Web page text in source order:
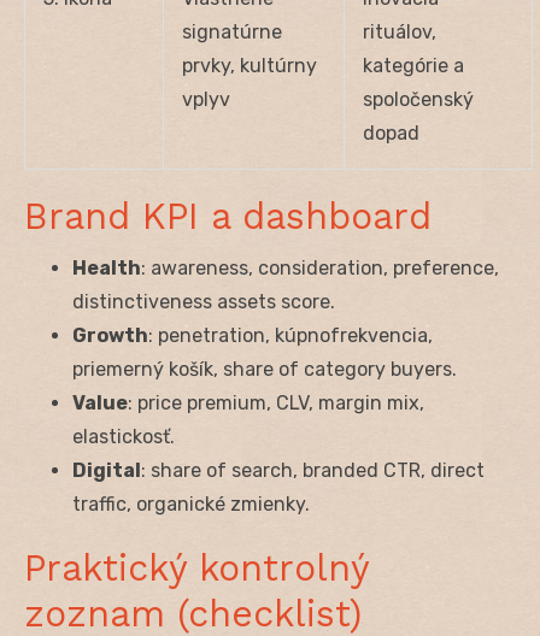
signatúrne
prvky, kultúrny
vplyv
rituálov,
kategórie a
spoločenský
dopad
Brand KPI a dashboard
Health: awareness, consideration, preference,
distinctiveness assets score.
Growth: penetration, kúpnofrekvencia,
priemerný košík, share of category buyers.
Value: price premium, CLV, margin mix,
elastickosť.
Digital: share of search, branded CTR, direct
traffic, organické zmienky.
Praktický kontrolný
zoznam (checklist)